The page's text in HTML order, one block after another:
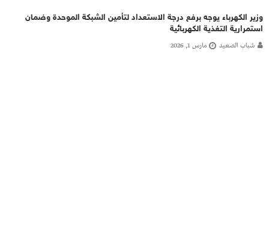
وزير الكهرباء يوجه برفع درجة الاستعداد لتأمين الشبكة الموحدة وضمان
استمرارية التغذية الكهربائية
شباب الصعيد مارس 1, 2026